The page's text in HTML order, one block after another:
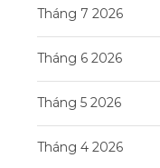
Tháng 7 2026
Tháng 6 2026
Tháng 5 2026
Tháng 4 2026